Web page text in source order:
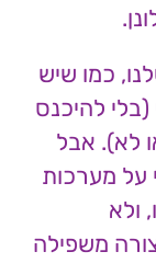
כמו שיש
(בלי להיכנס
לא). אבל
על מערכות
ולא
משפילה